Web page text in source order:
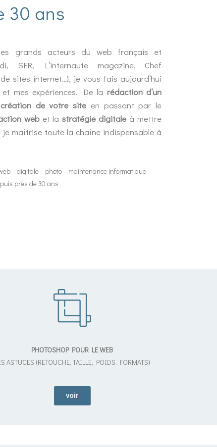
30 ans
grands acteurs du web français et
SFR, L’internaute magazine, Chef
sites internet…), je vous fais aujourd’hui
mes expériences. De la rédaction d’un
création de votre site en passant par le
webet lastratégie digitale à mettre
maîtrise toute la chaîne indispensable à
– digitale – photo – maintenance informatique
près de 30 ans
PHOTOSHOP POUR LE WEB
ASTUCES (RETOUCHE, TAILLE, POIDS, FORMATS)
voir